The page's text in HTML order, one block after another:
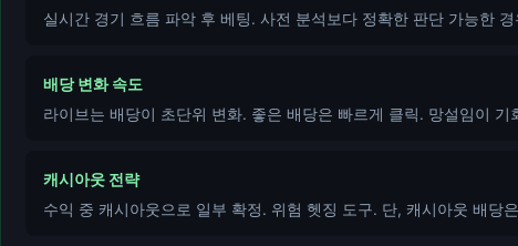
실시간 경기 흐름 파악 후 베팅. 사전 분석보다 정확한 판단 가능한 경
배당 변화 속도
라이브는 배당이 초단위 변화. 좋은 배당은 빠르게 클릭. 망설임이 기
캐시아웃 전략
수익 중 캐시아웃으로 일부 확정. 위험 헷징 도구. 단, 캐시아웃 배당